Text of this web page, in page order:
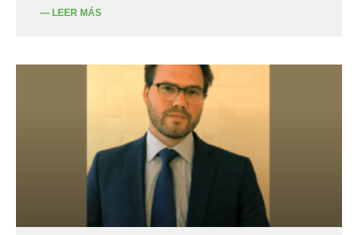
— LEER MÁS